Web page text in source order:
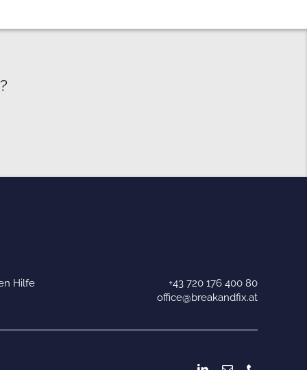
Hilfe
+43 720 176 400 80
office@breakandfix.at